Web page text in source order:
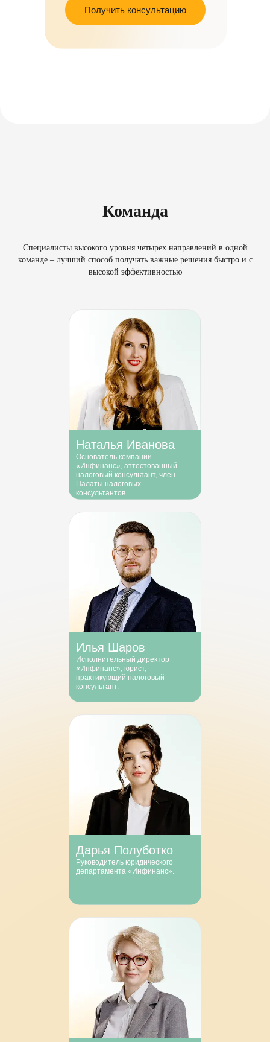
Получить консультацию
Команда
Специалисты высокого уровня четырех направлений в одной
команде – лучший способ получать важные решения быстро и с
высокой эффективностью
Дарья Полуботко
Руководитель юридического
департамента «Инфинанс».
Илья Шаров
Исполнительный директор
«Инфинанс», юрист,
практикующий налоговый
консультант.
Наталья Иванова
Основатель компании
«Инфинанс», аттестованный
налоговый консультант, член
Палаты налоговых
консультантов.